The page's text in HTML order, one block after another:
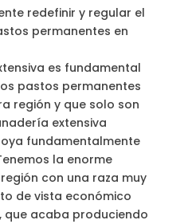
redefinir y regular el
permanentes en
es fundamental
pastos permanentes
región y que solo son
extensiva
fundamentalmente
la enorme
con una raza muy
de vista económico
que acaba produciendo